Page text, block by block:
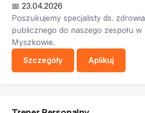
📅 23.04.2026
Poszukujemy specjalisty ds. zdrowia
publicznego do naszego zespołu w
Myszkowie.
Szczegóły
Aplikuj